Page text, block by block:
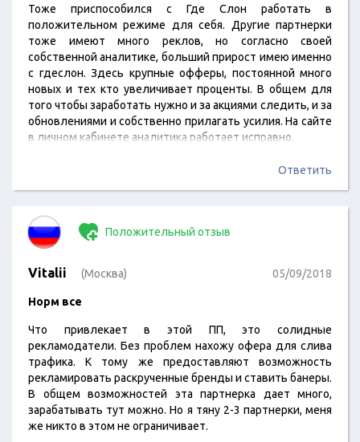
Тоже приспособился с Где Слон работать в
положительном режиме для себя. Другие партнерки
тоже имеют много реклов, но согласно своей
собственной аналитике, больший прирост имею именно
с гдеслон. Здесь крупные офферы, постоянной много
новых и тех кто увеличивает проценты. В общем для
того чтобы заработать нужно и за акциями следить, и за
обновлениями и собственно прилагать усилия. На сайте
в личном кабинете аналитика работает исправно.
Ответить
Положительный отзыв
Vitalii (Москва) 05/09/2018
Норм все
Что привлекает в этой ПП, это солидные
рекламодатели. Без проблем нахожу офера для слива
трафика. К тому же предоставляют возможность
рекламировать раскрученные бренды и ставить банеры.
В общем возможностей эта партнерка дает много,
зарабатывать тут можно. Но я тяну 2-3 партнерки, меня
же никто в этом не ограничивает.